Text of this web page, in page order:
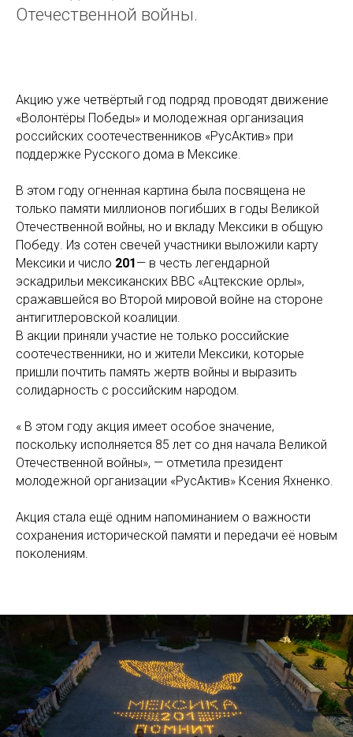
Отечественной войны.
Акцию уже четвёртый год подряд проводят движение
«Волонтёры Победы» и молодежная организация
российских соотечественников «РусАктив» при
поддержке Русского дома в Мексике.
В этом году огненная картина была посвящена не
только памяти миллионов погибших в годы Великой
Отечественной войны, но и вкладу Мексики в общую
Победу. Из сотен свечей участники выложили карту
Мексики и число 201— в честь легендарной
эскадрильи мексиканских ВВС «Ацтекские орлы»,
сражавшейся во Второй мировой войне на стороне
антигитлеровской коалиции.
В акции приняли участие не только российские
соотечественники, но и жители Мексики, которые
пришли почтить память жертв войны и выразить
солидарность с российским народом.
« В этом году акция имеет особое значение,
поскольку исполняется 85 лет со дня начала Великой
Отечественной войны», — отметила президент
молодежной организации «РусАктив» Ксения Яхненко.
Акция стала ещё одним напоминанием о важности
сохранения исторической памяти и передачи её новым
поколениям.